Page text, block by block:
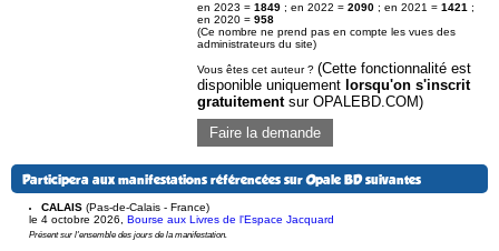
en 2023 = 1849 ; en 2022 = 2090 ; en 2021 = 1421 ;
en 2020 = 958
(Ce nombre ne prend pas en compte les vues des
administrateurs du site)
Vous êtes cet auteur ? (Cette fonctionnalité est
disponible uniquement lorsqu'on s'inscrit
gratuitementsur OPALEBD.COM)
Faire la demande
Participera aux manifestations référencées sur Opale BD suivantes
CALAIS (Pas-de-Calais - France)
le 4 octobre 2026
Bourse aux Livres de l'Espace Jacquard
Présent sur l'ensemble des jours de la manifestation.